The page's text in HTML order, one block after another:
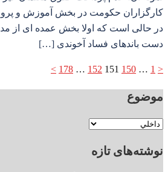
کارگزاران حکومت در بخش آموزش و
در حالی است که اولا بخش عمده ای از
دست باندهای فساد آخوندی […]
صفحه‌بندی
نوشته‌ها
<
1
…
150
151
152
…
178
>
موضوع
موضوع
نوشته‌های تازه